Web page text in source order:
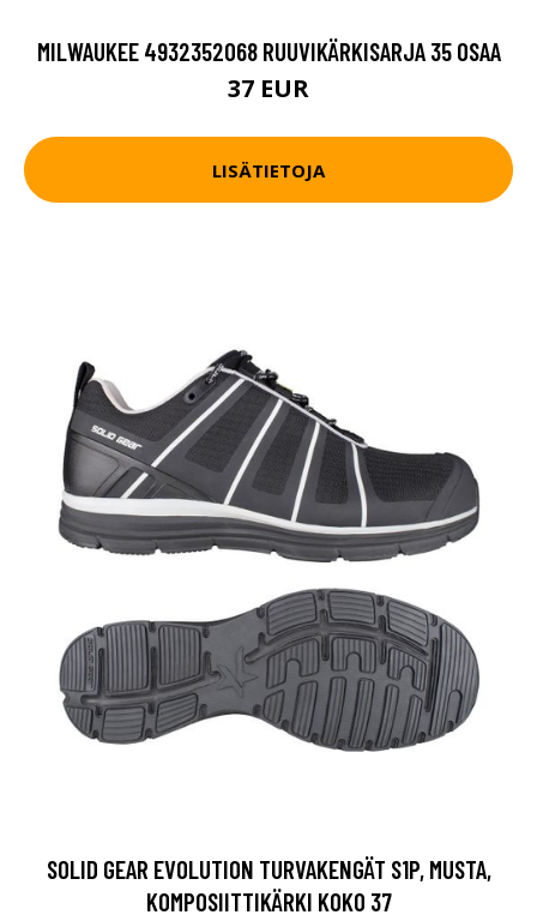
MILWAUKEE 4932352068 RUUVIKÄRKISARJA 35 OSAA
37 EUR
LISÄTIETOJA
SOLID GEAR EVOLUTION TURVAKENGÄT S1P, MUSTA,
KOMPOSIITTIKÄRKI KOKO 37